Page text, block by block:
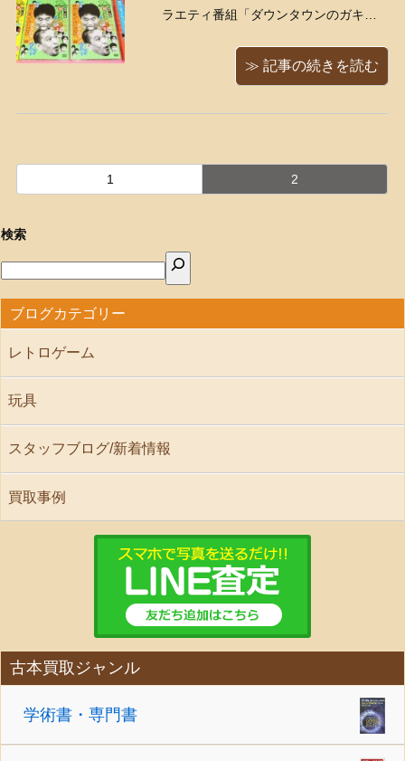
ラエティ番組「ダウンタウンのガキの
ないシリーズのDVDと、英会話・語学
の本をお譲りいただきました。 ありが
≫ 記事の続きを読む
1 2
検索
ブログカテゴリー
レトロゲーム
玩具
スタッフブログ/新着情報
買取事例
古本買取ジャンル
学術書・専門書